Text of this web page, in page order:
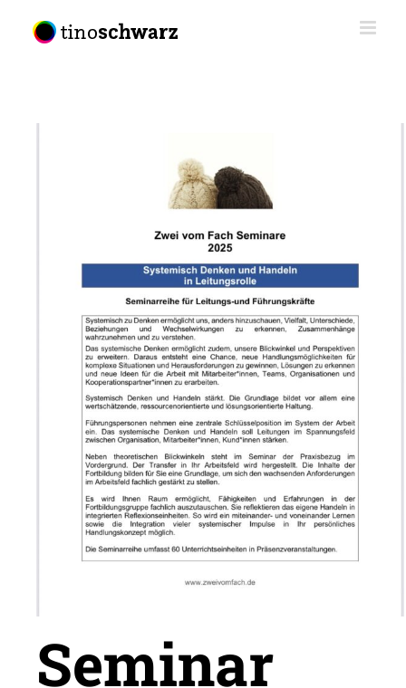
Seminar